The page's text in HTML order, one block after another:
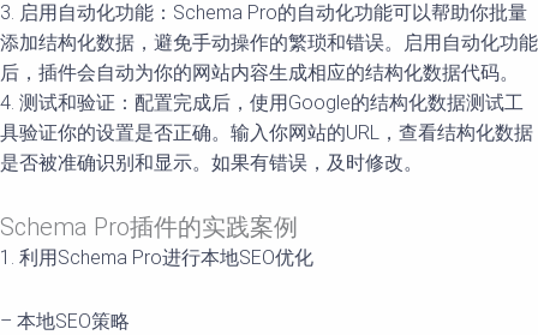
3. 启用自动化功能：Schema Pro的自动化功能可以帮助你批量
添加结构化数据，避免手动操作的繁琐和错误。启用自动化功能
后，插件会自动为你的网站内容生成相应的结构化数据代码。
4. 测试和验证：配置完成后，使用Google的结构化数据测试工
具验证你的设置是否正确。输入你网站的URL，查看结构化数据
是否被准确识别和显示。如果有错误，及时修改。
Schema Pro插件的实践案例
1. 利用Schema Pro进行本地SEO优化
– 本地SEO策略